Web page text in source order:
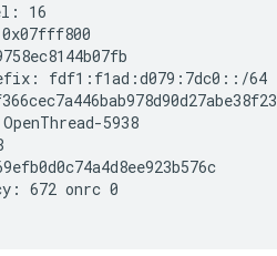
16
fdf1:f1ad:d079:7dc0::/64
5938
672 onrc 0